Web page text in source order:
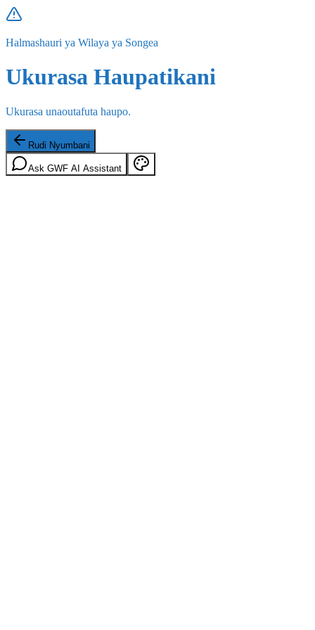
Halmashauri ya Wilaya ya Songea
Ukurasa Haupatikani
Ukurasa unaoutafuta haupo.
Rudi Nyumbani
Ask GWF AI Assistant